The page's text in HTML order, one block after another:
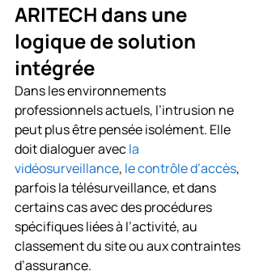
ARITECH dans une
logique de solution
intégrée
Dans les environnements
professionnels actuels, l’intrusion ne
peut plus être pensée isolément. Elle
doit dialoguer avec la
vidéosurveillance, le contrôle d’accès,
parfois la télésurveillance, et dans
certains cas avec des procédures
spécifiques liées à l’activité, au
classement du site ou aux contraintes
d’assurance.